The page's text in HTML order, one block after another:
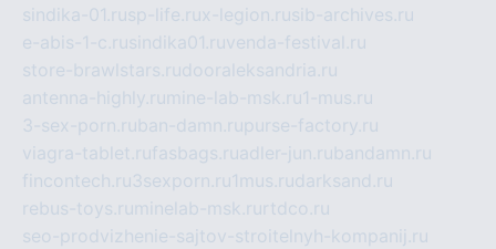
sindika-01.rusp-life.rux-legion.rusib-archives.ru
e-abis-1-c.rusindika01.ruvenda-festival.ru
store-brawlstars.rudooraleksandria.ru
antenna-highly.ru mine-lab-msk.ru1-mus.ru
3-sex-porn.ruban-damn.rupurse-factory.ru
viagra-tablet.rufasbags.ruadler-jun.rubandamn.ru
fincontech.ru3sexporn.ru1mus.rudarksand.ru
rebus-toys.ru minelab-msk.ru rtdco.ru
seo-prodvizhenie-sajtov-stroitelnyh-kompanij.ru